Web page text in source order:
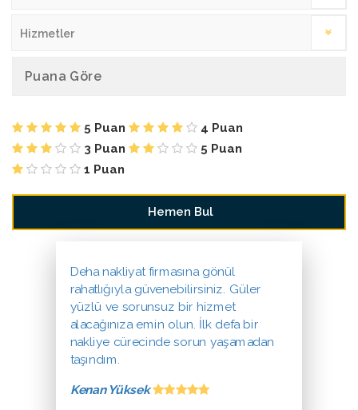
Hizmetler
Puana Göre
5 Puan
4 Puan
3 Puan
5 Puan
1 Puan
Deha nakliyat firmasına gönül
rahatlığıyla güvenebilirsiniz. Güler
yüzlü ve sorunsuz bir hizmet
alacağınıza emin olun. İlk defa bir
nakliye cürecinde sorun yaşamadan
taşındım.
Kenan Yüksek